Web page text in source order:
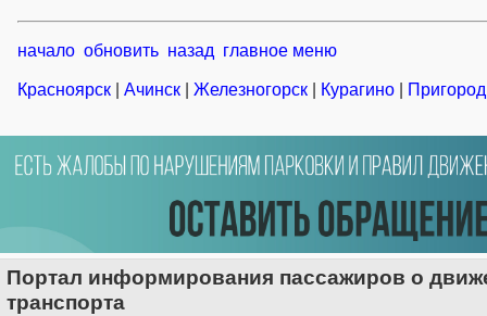
начало обновить назад главное меню
Красноярск Ачинск Железногорск Курагино
Портал информирования пассажиров о
транспорта